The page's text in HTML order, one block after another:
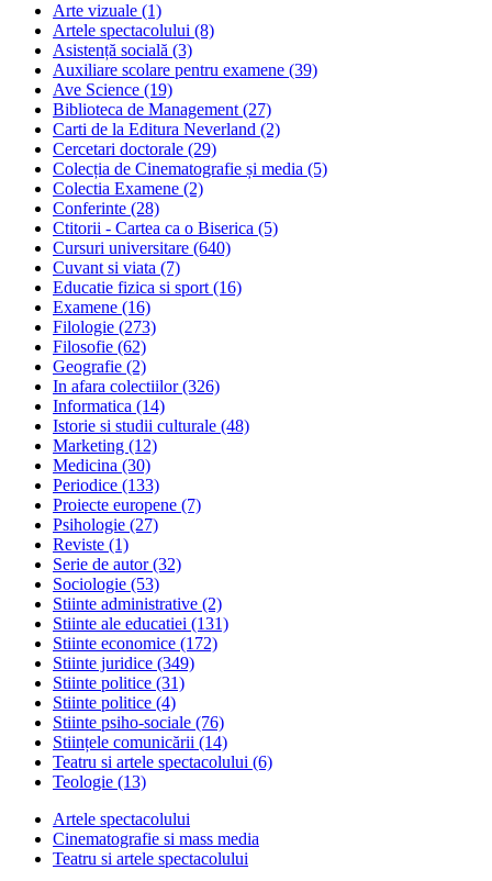
Arte vizuale (1)
Artele spectacolului (8)
Asistență socială (3)
Auxiliare scolare pentru examene (39)
Ave Science (19)
Biblioteca de Management (27)
Carti de la Editura Neverland (2)
Cercetari doctorale (29)
Colecția de Cinematografie și media (5)
Colectia Examene (2)
Conferinte (28)
Ctitorii - Cartea ca o Biserica (5)
Cursuri universitare (640)
Cuvant si viata (7)
Educatie fizica si sport (16)
Examene (16)
Filologie (273)
Filosofie (62)
Geografie (2)
In afara colectiilor(326)
Informatica (14)
Istorie si studii culturale (48)
Marketing (12)
Medicina (30)
Periodice (133)
Proiecte europene (7)
Psihologie (27)
Reviste (1)
Serie de autor(32)
Sociologie (53)
Stiinte administrative (2)
Stiinte ale educatiei (131)
Stiinte economice (172)
Stiinte juridice (349)
Stiinte politice (31)
Stiinte politice (4)
Stiinte psiho-sociale (76)
Stiințele comunicării (14)
Teatru si artele spectacolului (6)
Teologie (13)
Artele spectacolului
Cinematografie si mass media
Teatru si artele spectacolului